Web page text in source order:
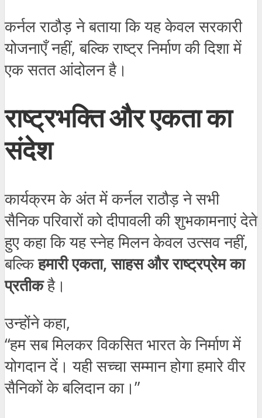
कर्नल राठौड़ ने बताया कि यह केवल सरकारी
योजनाएँ नहीं, बल्कि राष्ट्र निर्माण की दिशा में
एक सतत आंदोलन है।
राष्ट्रभक्ति और एकता का
संदेश
कार्यक्रम के अंत में कर्नल राठौड़ ने सभी
सैनिक परिवारों को दीपावली की शुभकामनाएं देते
हुए कहा कि यह स्नेह मिलन केवल उत्सव नहीं,
बल्किहमारी एकता, साहस और राष्ट्रप्रेम का
प्रतीकहै।
उन्होंने कहा,
“हम सब मिलकर विकसित भारत के निर्माण में
योगदान दें। यही सच्चा सम्मान होगा हमारे वीर
सैनिकों के बलिदान का।”